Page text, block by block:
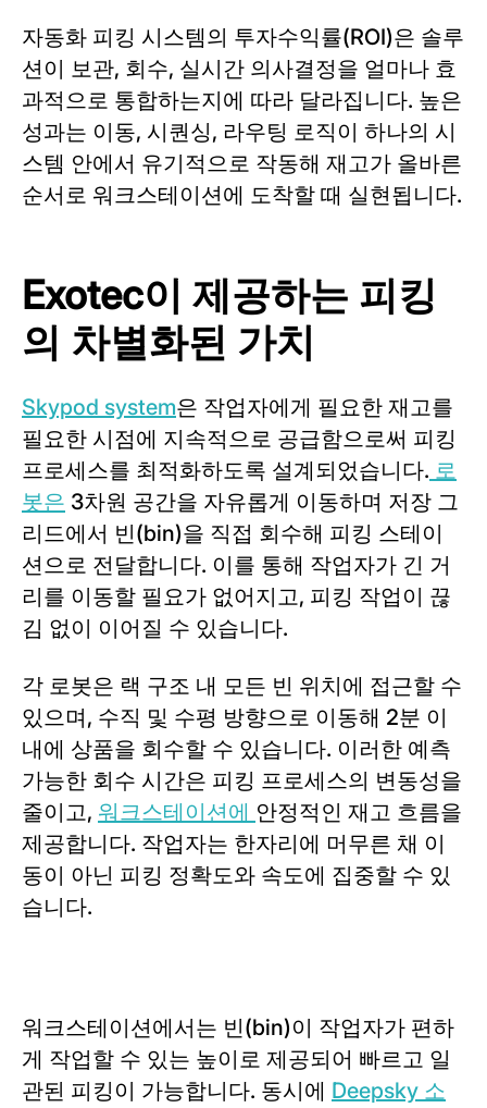
자동화 피킹 시스템의 투자수익률(ROI)은 솔루
션이 보관, 회수, 실시간 의사결정을 얼마나 효
과적으로 통합하는지에 따라 달라집니다. 높은
성과는 이동, 시퀀싱, 라우팅 로직이 하나의 시
스템 안에서 유기적으로 작동해 재고가 올바른
순서로 워크스테이션에 도착할 때 실현됩니다.
Exotec이 제공하는 피킹
의 차별화된 가치
Skypod system은 작업자에게 필요한 재고를
필요한 시점에 지속적으로 공급함으로써 피킹
프로세스를 최적화하도록 설계되었습니다. 로
봇은 3차원 공간을 자유롭게 이동하며 저장 그
리드에서 빈(bin)을 직접 회수해 피킹 스테이
션으로 전달합니다. 이를 통해 작업자가 긴 거
리를 이동할 필요가 없어지고, 피킹 작업이 끊
김 없이 이어질 수 있습니다.
각 로봇은 랙 구조 내 모든 빈 위치에 접근할 수
있으며, 수직 및 수평 방향으로 이동해 2분 이
내에 상품을 회수할 수 있습니다. 이러한 예측
가능한 회수 시간은 피킹 프로세스의 변동성을
줄이고, 워크스테이션에 안정적인 재고 흐름을
제공합니다. 작업자는 한자리에 머무른 채 이
동이 아닌 피킹 정확도와 속도에 집중할 수 있
습니다.
워크스테이션에서는 빈(bin)이 작업자가 편하
게 작업할 수 있는 높이로 제공되어 빠르고 일
관된 피킹이 가능합니다. 동시에 Deepsky 소